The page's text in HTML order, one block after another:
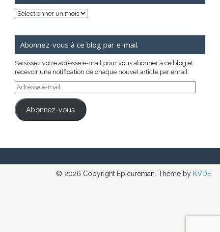
Archives
Abonnez-vous à ce blog par e-mail.
Saisissez votre adresse e-mail pour vous abonner à ce blog et
recevoir une notification de chaque nouvel article par email.
Adresse
e-
mail
Abonnez-vous
© 2026 Copyright Epicureman. Theme by KVDE.